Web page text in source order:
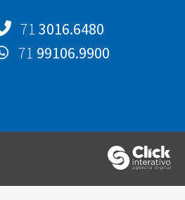
71 3016.6480
71 99106.9900